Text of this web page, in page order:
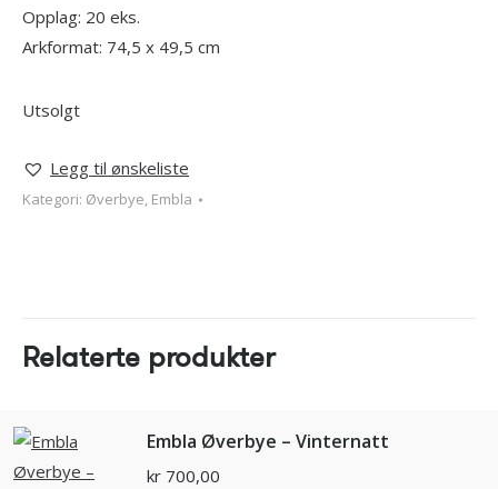
Opplag: 20 eks.
Arkformat: 74,5 x 49,5 cm
Utsolgt
Legg til ønskeliste
Kategori: Øverbye, Embla
Relaterte produkter
Embla Øverbye – Vinternatt
kr 700,00